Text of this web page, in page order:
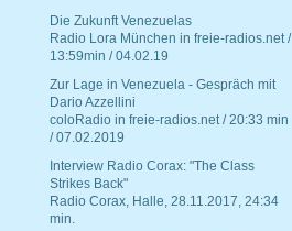
Die Zukunft Venezuelas
Radio Lora München in freie-radios.net /
13:59min / 04.02.19
Zur Lage in Venezuela - Gespräch mit
Dario Azzellini
coloRadio in freie-radios.net / 20:33 min
/ 07.02.2019
Interview Radio Corax: "The Class
Strikes Back"
Radio Corax, Halle, 28.11.2017, 24:34
min.